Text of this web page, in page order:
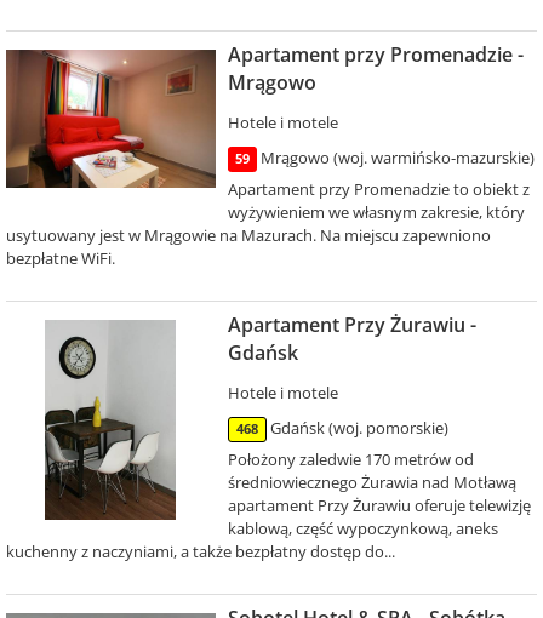
Apartament przy Promenadzie -
Mrągowo
Hotele i motele
59
Mrągowo (woj. warmińsko-mazurskie)
Apartament przy Promenadzie to obiekt z
wyżywieniem we własnym zakresie, który
usytuowany jest w Mrągowie na Mazurach. Na miejscu zapewniono
bezpłatne WiFi.
Apartament Przy Żurawiu -
Gdańsk
Hotele i motele
468
Gdańsk (woj. pomorskie)
Położony zaledwie 170 metrów od
średniowiecznego Żurawia nad Motławą
apartament Przy Żurawiu oferuje telewizję
kablową, część wypoczynkową, aneks
kuchenny z naczyniami, a także bezpłatny dostęp do...